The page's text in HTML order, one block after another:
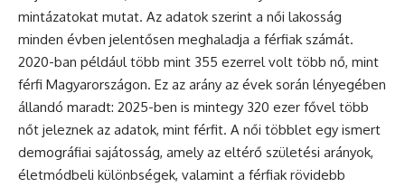
mintázatokat mutat. Az adatok szerint a női lakosság
minden évben jelentősen meghaladja a férfiak számát.
2020-ban például több mint 355 ezerrel volt több nő, mint
férfi Magyarországon. Ez az arány az évek során lényegében
állandó maradt: 2025-ben is mintegy 320 ezer fővel több
nőt jeleznek az adatok, mint férfit. A női többlet egy ismert
demográfiai sajátosság, amely az eltérő születési arányok,
életmódbeli különbségek, valamint a férfiak rövidebb